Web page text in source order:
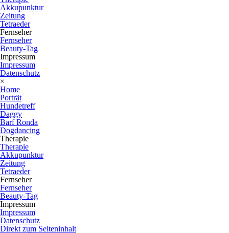
Akkupunktur
Zeitung
Tetraeder
Fernseher
Fernseher
Beauty-Tag
Impressum
Impressum
Datenschutz
×
Home
Porträt
Hundetreff
Daggy
Barf Ronda
Dogdancing
Therapie
Therapie
Akkupunktur
Zeitung
Tetraeder
Fernseher
Fernseher
Beauty-Tag
Impressum
Impressum
Datenschutz
Direkt zum Seiteninhalt